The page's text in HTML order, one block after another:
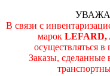
В связи с
марок LEFARD,
осуществляться
Заказы, сделанные